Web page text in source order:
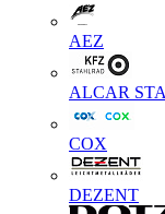
AEZ
ALCAR
COX
DEZENT